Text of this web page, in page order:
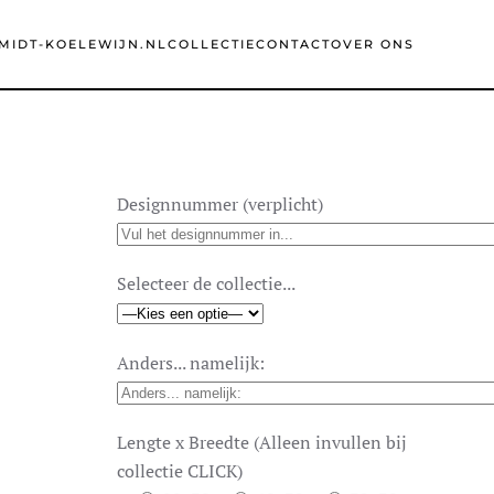
KOELEWIJN.NL COLLECTIECONTACTOVER ONS
Designnummer (verplicht)
Selecteer de collectie...
Anders... namelijk:
Lengte x Breedte (Alleen invullen bij
collectie CLICK)